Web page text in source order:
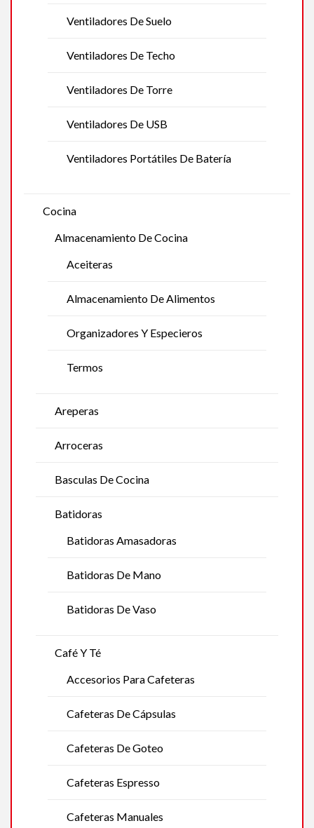
Ventiladores De Suelo
Ventiladores De Techo
Ventiladores De Torre
Ventiladores De USB
Ventiladores Portátiles De Batería
Cocina
Almacenamiento De Cocina
Aceiteras
Almacenamiento De Alimentos
Organizadores Y Especieros
Termos
Areperas
Arroceras
Basculas De Cocina
Batidoras
Batidoras Amasadoras
Batidoras De Mano
Batidoras De Vaso
Café Y Té
Accesorios Para Cafeteras
Cafeteras De Cápsulas
Cafeteras De Goteo
Cafeteras Espresso
Cafeteras Manuales